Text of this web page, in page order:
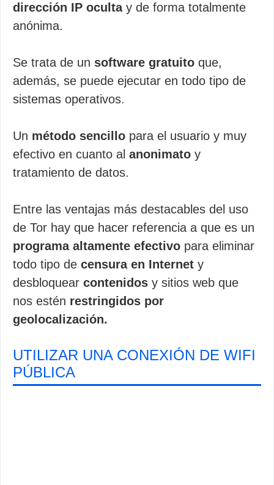
dirección IP ocultay de forma totalmente
anónima.
Se trata de un software gratuito que,
además, se puede ejecutar en todo tipo de
sistemas operativos.
Un método sencillo para el usuario y muy
efectivo en cuanto al anonimato y
tratamiento de datos.
Entre las ventajas más destacables del uso
de Tor hay que hacer referencia a que es un
programa altamente efectivo para eliminar
todo tipo de censura en Internet y
desbloquear contenidos y sitios web que
nos estén restringidos por
geolocalización.
UTILIZAR UNA CONEXIÓN DE WIFI
PÚBLICA